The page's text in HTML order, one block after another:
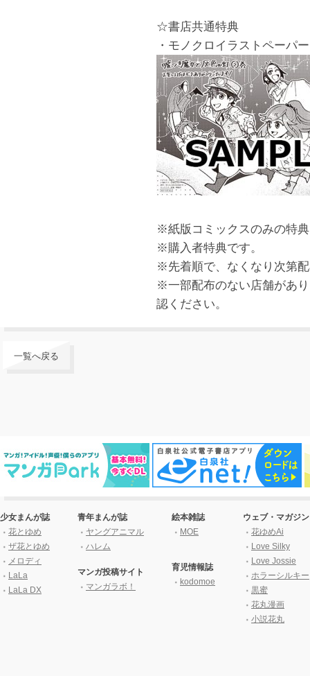
☆書店共通特典
・モノクロイラストペーパー
※紙版コミックスのみの特
※購入者特典です。
※先着順で、なくなり次第
※一部配布のない店舗があ
認ください。
一覧へ戻る
少女まんが誌
花とゆめ
ザ花とゆめ
メロディ
LaLa
LaLa DX
青年まんが誌
ヤングアニマル
ハレム
マンガ投稿サイト
マンガラボ！
絵本雑誌
MOE
育児情報誌
kodomoe
ウェブ・マガジン
花ゆめAi
Love Silky
Love Jossie
ホラーシルキー
黒蜜
花丸漫画
小説花丸